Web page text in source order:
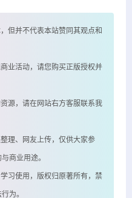
但并不代表本站赞同其观点和
业活动，请您购买正版授权并
源，请在网站右方客服联系我
理、网友上传，仅供大家参
商业用途。
习使用，版权归原著所有，禁
为。